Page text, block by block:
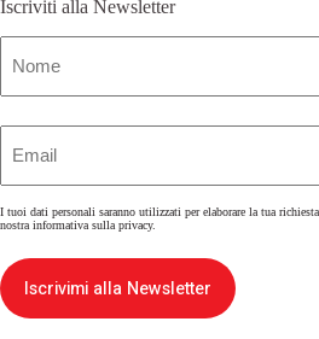
Iscriviti alla Newsletter
I tuoi dati personali saranno utilizzati per elaborare la tua
nostra informativa sulla privacy.
Iscrivimi alla Newsletter